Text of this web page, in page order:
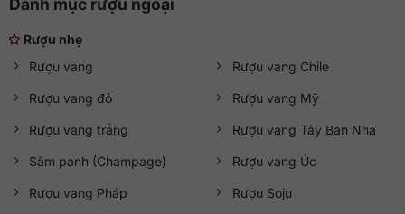
Danh mục rượu ngoại
Rượu nhẹ
Rượu vang
Rượu vang đỏ
Rượu vang trắng
Sâm panh (Champage)
Rượu vang Pháp
Rượu vang Chile
Rượu vang Mỹ
Rượu vang Tây Ban Nha
Rượu vang Úc
Rượu Soju